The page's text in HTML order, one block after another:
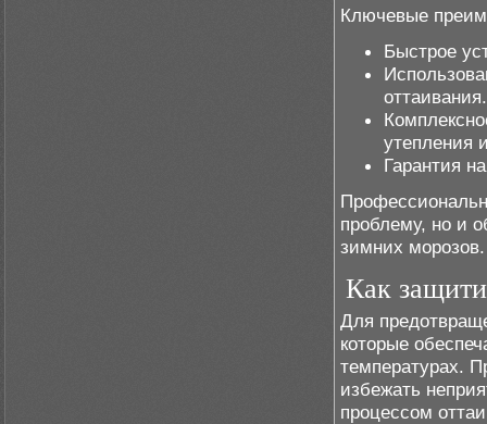
Ключевые
Быстрое
оттаивания.
утепления
Гарантия
проблему, но и
зимних морозов.
Как
Для
которые
температурах.
избежать
процессом